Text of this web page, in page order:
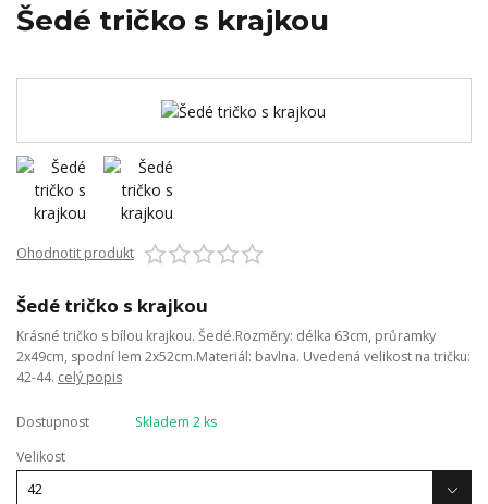
Šedé tričko s krajkou
Ohodnotit produkt
Šedé tričko s krajkou
Krásné tričko s bílou krajkou. Šedé.Rozměry: délka 63cm, průramky
2x49cm, spodní lem 2x52cm.Materiál: bavlna. Uvedená velikost na tričku:
42-44. celý popis
Dostupnost
Skladem 2 ks
Velikost